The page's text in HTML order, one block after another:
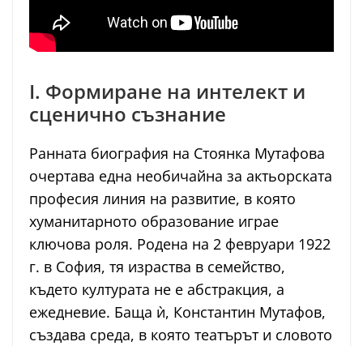
I. Формиране на интелект и
сценично съзнание
Ранната биография на Стоянка Мутафова
очертава една необичайна за актьорската
професия линия на развитие, в която
хуманитарното образование играе
ключова роля. Родена на 2 февруари 1922
г. в София, тя израства в семейство,
където културата не е абстракция, а
ежедневие. Баща ѝ, Константин Мутафов,
създава среда, в която театърът и словото